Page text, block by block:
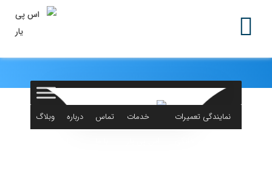
نمایندگی تعمیرات
خدمات
تماس
درباره
وبلاگ